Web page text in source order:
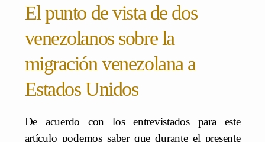
El punto de vista de dos
venezolanos sobre la
migración venezolana a
Estados Unidos
De acuerdo con los entrevistados para este
artículo podemos saber que durante el presente